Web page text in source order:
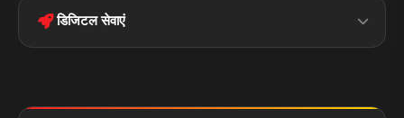
Privacy Policy
पॉलिटिकल झारखण्ड
डिजिटल सेवाएं